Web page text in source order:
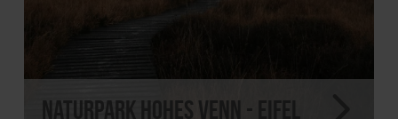
Naturpark Hohes Venn - Eifel